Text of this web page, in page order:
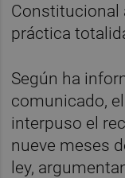
Constitucional
práctica
Según ha
comunicado,
interpuso el
nueve meses
ley,